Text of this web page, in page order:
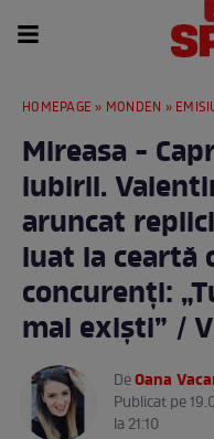
HOMEPAGE » MONDEN »
Mireasa -
iubirii.
aruncat
luat la ceartă
concurenți:
mai exiști” /
DeOana
Publicat pe
la 21:10